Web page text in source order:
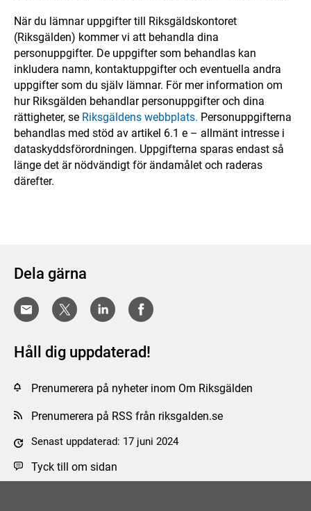
När du lämnar uppgifter till Riksgäldskontoret
(Riksgälden) kommer vi att behandla dina
personuppgifter. De uppgifter som behandlas kan
inkludera namn, kontaktuppgifter och eventuella andra
uppgifter som du själv lämnar. För mer information om
hur Riksgälden behandlar personuppgifter och dina
rättigheter, se Riksgäldens webbplats. Personuppgifterna
behandlas med stöd av artikel 6.1 e – allmänt intresse i
dataskyddsförordningen. Uppgifterna sparas endast så
länge det är nödvändigt för ändamålet och raderas
därefter.
Dela gärna
Håll dig uppdaterad!
Prenumerera på nyheter inom Om Riksgälden
Prenumerera på RSS från riksgalden.se
Senast uppdaterad: 17 juni 2024
Tyck till om sidan